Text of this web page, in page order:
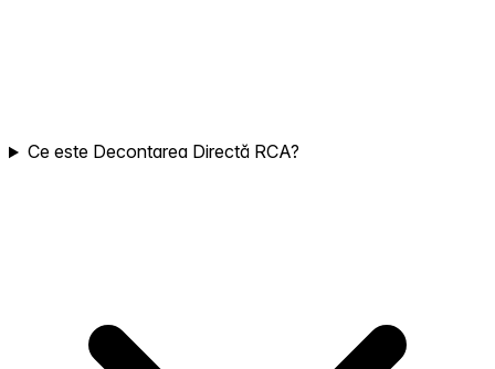
Ce este Decontarea Directă RCA?